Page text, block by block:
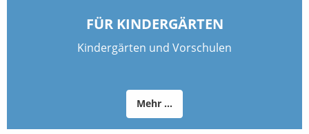
FÜR KINDERGÄRTEN
Kindergärten und Vorschulen
Mehr ...